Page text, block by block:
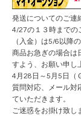
発送についてのご連
4/27の１３時までの
（入金）は5/6以降
商品お急ぎの場合は
すよう、お願い申し
4月28日～5月5日（
質問対応、メール対
ていただきます。
ご迷惑をお掛け致し